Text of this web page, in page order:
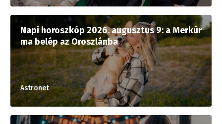
Napi horoszkóp 2026. augusztus 9: a Merkúr
ma belép az Oroszlánba
Astronet